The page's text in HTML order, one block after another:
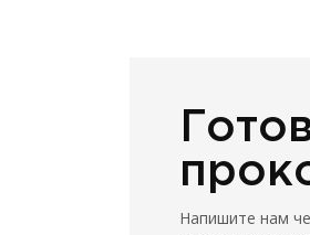
Напишите нам